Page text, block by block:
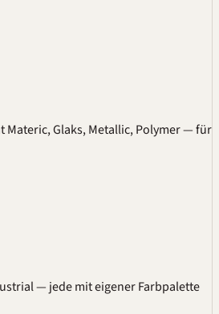
Materic, Glaks, Metallic, Polymer — für
— jede mit eigener Farbpalette